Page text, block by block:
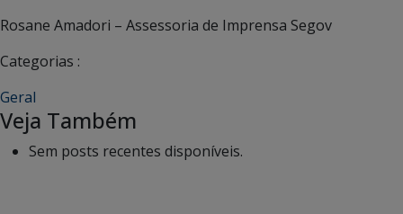
Rosane Amadori – Assessoria de Imprensa Segov
Categorias :
Geral
Veja Também
Sem posts recentes disponíveis.